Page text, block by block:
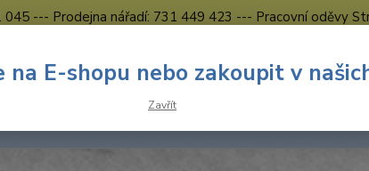
--- Prodejna nářadí: 731 449 423 --- Pracovní oděvy
Hledat
Nevíte
na E-shopu nebo zakoupit v
Zavřít